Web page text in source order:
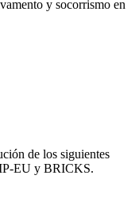
y socorrismo en
de los siguientes
EU y BRICKS.